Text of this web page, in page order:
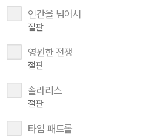
인간을 넘어서
절판
영원한 전쟁
절판
솔라리스
절판
타임 패트롤